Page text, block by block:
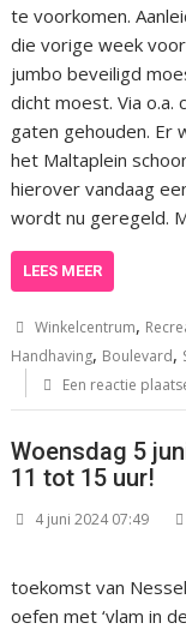
te voorkomen.
die vorige week
jumbo beveiligd
dicht moest. Via
gaten gehouden. Er
het Maltaplein
hierover vandaag
wordt nu geregeld.
LEES MEER
Winkelcentrum,
Handhaving, Boulevard,
Een reactie
Woensdag 5
11 tot 15 uur!
4 juni 2024 07:49
toekomst van
oefen met ‘vlam in